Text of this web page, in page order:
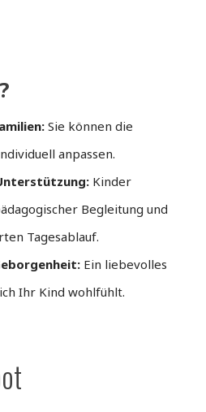
Sie können die
anpassen.
Kinder
Begleitung und
Tagesablauf.
Ein liebevolles
Ihr Kind wohlfühlt.